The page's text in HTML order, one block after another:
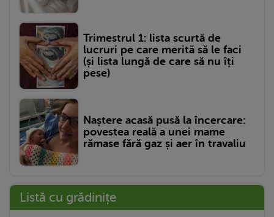
Trimestrul 1: lista scurtă de
lucruri pe care merită să le faci
(și lista lungă de care să nu îți
pese)
Naștere acasă pusă la încercare:
povestea reală a unei mame
rămase fără gaz și aer în travaliu
Listă cu grădinițe